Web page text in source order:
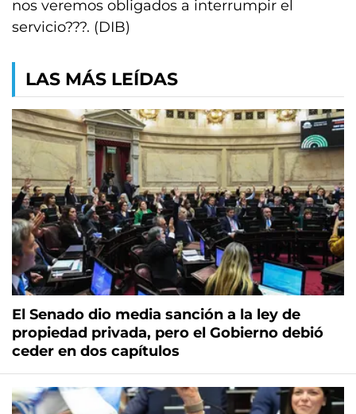
nos veremos obligados a interrumpir el
servicio???. (DIB)
LAS MÁS LEÍDAS
El Senado dio media sanción a la ley de
propiedad privada, pero el Gobierno debió
ceder en dos capítulos